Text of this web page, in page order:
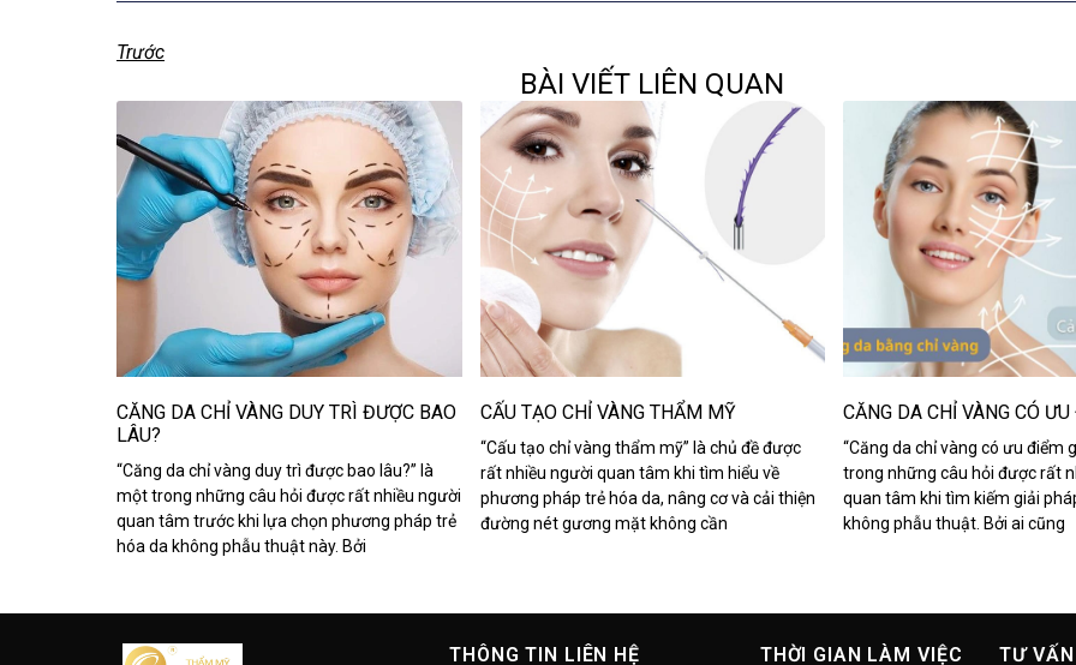
Trước
BÀI VIẾT LIÊN QUAN
CĂNG DA CHỈ VÀNG DUY TRÌ ĐƯỢC BAO
LÂU?
“Căng da chỉ vàng duy trì được bao lâu?” là
một trong những câu hỏi được rất nhiều người
quan tâm trước khi lựa chọn phương pháp trẻ
hóa da không phẫu thuật này. Bởi
CẤU TẠO CHỈ VÀNG THẨM MỸ
“Cấu tạo chỉ vàng thẩm mỹ” là chủ đề được
rất nhiều người quan tâm khi tìm hiểu về
phương pháp trẻ hóa da, nâng cơ và cải thiện
đường nét gương mặt không cần
CĂNG DA CHỈ VÀNG CÓ
“Căng da chỉ vàng có ưu điểm
trong những câu hỏi được rất
quan tâm khi tìm kiếm giải
không phẫu thuật. Bởi ai cũng
THÔNG TIN LIÊN HỆ THỜI GIAN LÀM VIỆC TƯ